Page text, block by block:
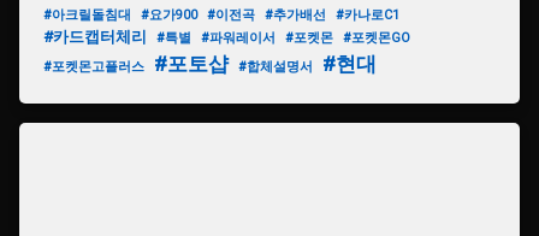
#아크릴돌침대 #요가900 #이전곡 #추가배선 #카나로C1
#카드캡터체리 #특별 #파워레이서 #포켓몬
#포켓몬GO
#포켓몬고플러스
#포토샵 #합체설명서 #현대